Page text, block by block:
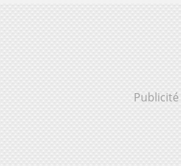
Publicité